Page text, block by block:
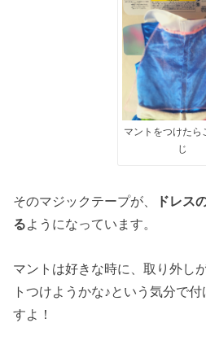
マントをつけたら
じ
そのマジックテープが、
ドレス
るようになっています。
マントは好きな時に、取り外し
トつけようかな♪という気分で
すよ！